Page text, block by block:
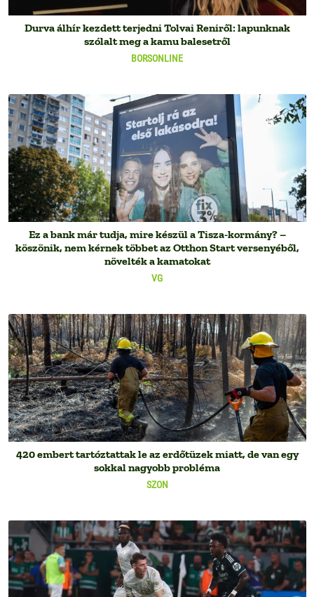
BORSONLINE
Durva álhír kezdett terjedni Tolvai Reniről: lapunknak
szólalt meg a kamu balesetről
VG
Ez a bank már tudja, mire készül a Tisza-kormány? –
köszönik, nem kérnek többet az Otthon Start versenyéből,
növelték a kamatokat
SZON
420 embert tartóztattak le az erdőtüzek miatt, de van egy
sokkal nagyobb probléma